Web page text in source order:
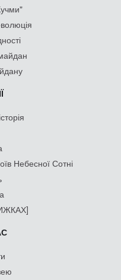
Небесної Сотні